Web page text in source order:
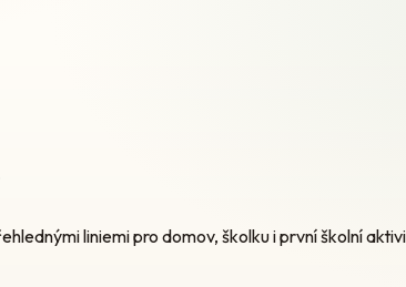
liniemi pro domov, školku i první školní